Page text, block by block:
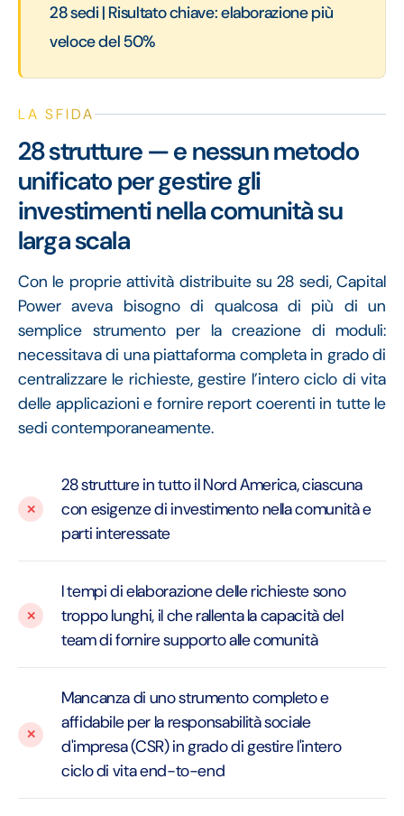
28 sedi | Risultato chiave: elaborazione più
veloce del 50%
LA SFIDA
28 strutture — e nessun metodo
unificato per gestire gli
investimenti nella comunità su
larga scala
Con le proprie attività distribuite su 28 sedi, Capital
Power aveva bisogno di qualcosa di più di un
semplice strumento per la creazione di moduli:
necessitava di una piattaforma completa in grado di
centralizzare le richieste, gestire l’intero ciclo di vita
delle applicazioni e fornire report coerenti in tutte le
sedi contemporaneamente.
28 strutture in tutto il Nord America, ciascuna
con esigenze di investimento nella comunità e
parti interessate
I tempi di elaborazione delle richieste sono
troppo lunghi, il che rallenta la capacità del
team di fornire supporto alle comunità
Mancanza di uno strumento completo e
affidabile per la responsabilità sociale
d'impresa (CSR) in grado di gestire l'intero
ciclo di vita end-to-end